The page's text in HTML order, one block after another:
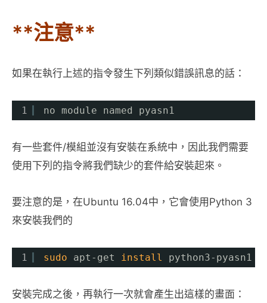
**注意**
如果在執行上述的指令發生下列類似錯誤訊息的話：
1 no module named pyasn1
有一些套件/模組並沒有安裝在系統中，因此我們需要
使用下列的指令將我們缺少的套件給安裝起來。
要注意的是，在Ubuntu 16.04中，它會使用Python 3
來安裝我們的
1 sudo apt-get install python3-pyasn1
安裝完成之後，再執行一次就會產生出這樣的畫面：